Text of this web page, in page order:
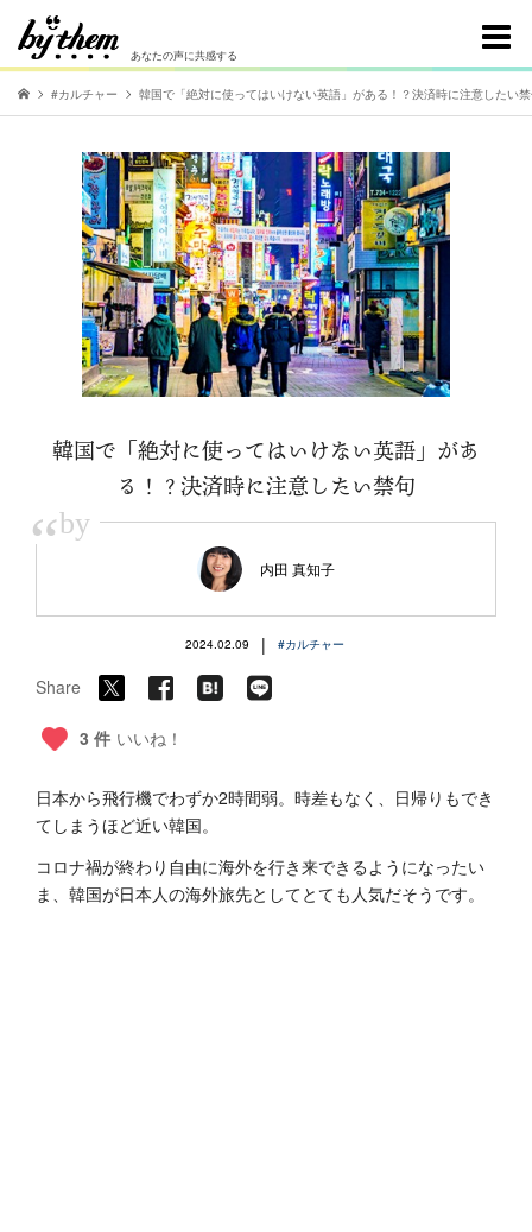
あなたの声に共感する
#カルチャー 韓国で「絶対に使ってはいけない英語」がある！？決済時に注意したい
韓国で「絶対に使ってはいけない英語」があ
る！？決済時に注意したい禁句
“by
内田 真知子
2024.02.09 | #カルチャー
Share
3 件 いいね！
日本から飛行機でわずか2時間弱。時差もなく、日帰りもでき
てしまうほど近い韓国。
コロナ禍が終わり自由に海外を行き来できるようになったい
ま、韓国が日本人の海外旅先としてとても人気だそうです。